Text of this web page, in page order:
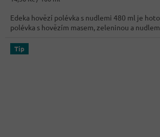
4,0
z
5
hvězdiček.
Edeka hovězí polévka s nudlemi 480 ml je
polévka s hovězím masem, zeleninou a
Tip